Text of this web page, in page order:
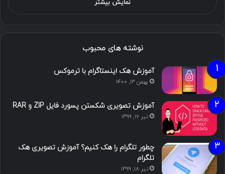
نمایش بیشتر
نوشته های محبوب
آموزش هک اینستاگرام با ترموکس
بهمن ۱۳, ۱۴۰۰
آموزش تصویری شکستن پسورد فایل ZIP و RAR
تیر ۱۶, ۱۳۹۹
چطور تلگرام را هک کنیم؟ آموزش تصویری هک
تلگرام
تیر ۱۸, ۱۳۹۹